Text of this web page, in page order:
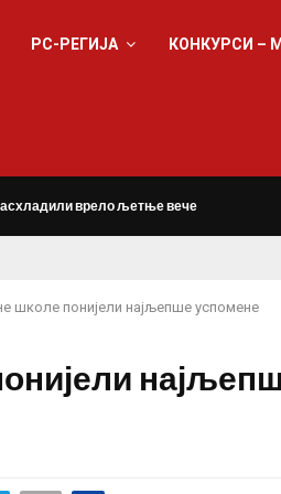
РС-РЕГИЈА КОНКУРСИ –
врело љетње вече
школе понијели најљепше успомене